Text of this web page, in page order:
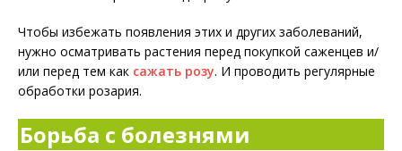
Чтобы избежать появления этих и других заболеваний,
нужно осматривать растения перед покупкой саженцев и/
или перед тем как сажать розу. И проводить регулярные
обработки розария.
Борьба с болезнями